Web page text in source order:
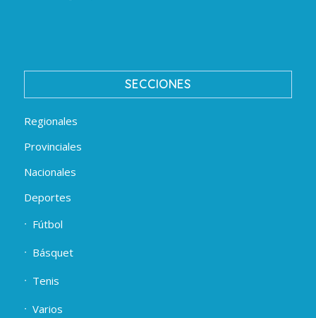
SECCIONES
Regionales
Provinciales
Nacionales
Deportes
Fútbol
Básquet
Tenis
Varios